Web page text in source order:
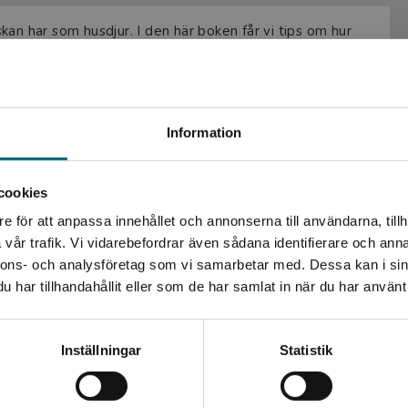
Information
för att anpassa innehållet och annonserna till användarna,
trafik. Vi vidarebefordrar även sådana identifierare och
och analysföretag som vi samarbetar med. Dessa kan i
har tillhandahållit eller som de har samlat in när du har
Inställningar Statistik
Begränsad fraktregion
Det verkar som att du besöker nyponochviljaforlag.se via
en enhet utanför Sverige. Vi erbjuder inte leveranser
utanför Sverige. För att kunna slutföra ett köp måste
leveransadressen vara i Sverige.
har som husdjur. I den här boken får vi tips om hur
för att må bra. Vi får även reda på vad det är för
finns.
som har roliga och aktuella ämnen, och den
Tack vare att böckerna har innehållsförteckning,
eleven upp förmågan att läsa faktaböcker.